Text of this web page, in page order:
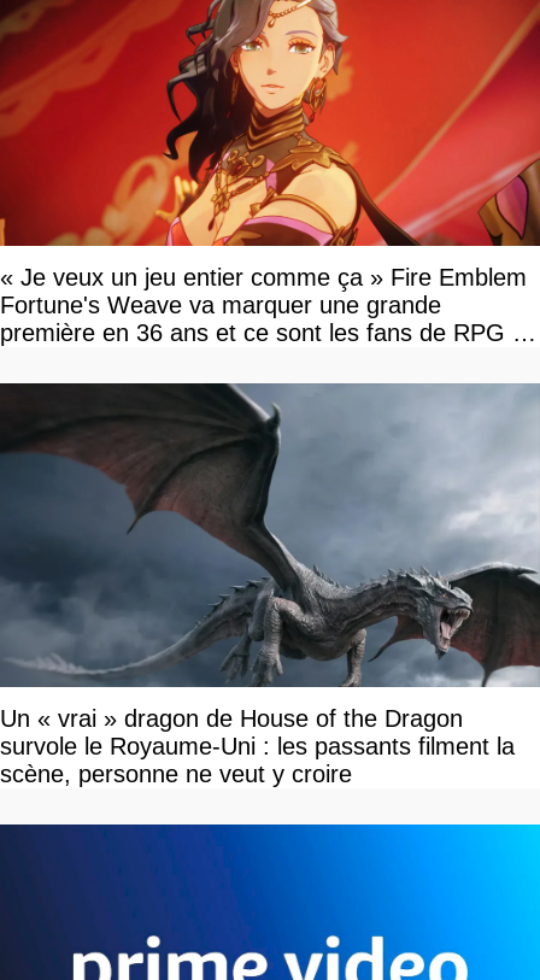
« Je veux un jeu entier comme ça » Fire Emblem
Fortune's Weave va marquer une grande
première en 36 ans et ce sont les fans de RPG en
Un « vrai » dragon de House of the Dragon
survole le Royaume-Uni : les passants filment la
scène, personne ne veut y croire